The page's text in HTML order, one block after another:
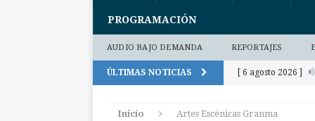
PROGRAMACIÓN
AUDIO BAJO DEMANDA REPORTAJES
ÚLTIMAS NOTICIAS [ 6 agosto 2026 ]
Inicio Artes Escénicas Granma